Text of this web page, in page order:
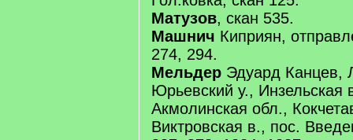
Матузов, скан 535.
Машнич Киприян,
274, 294.
Мельдер Эдуард Канцев,
Юрьевский у., Инзельская
Акмолинская обл.,
Виктровская в., пос.